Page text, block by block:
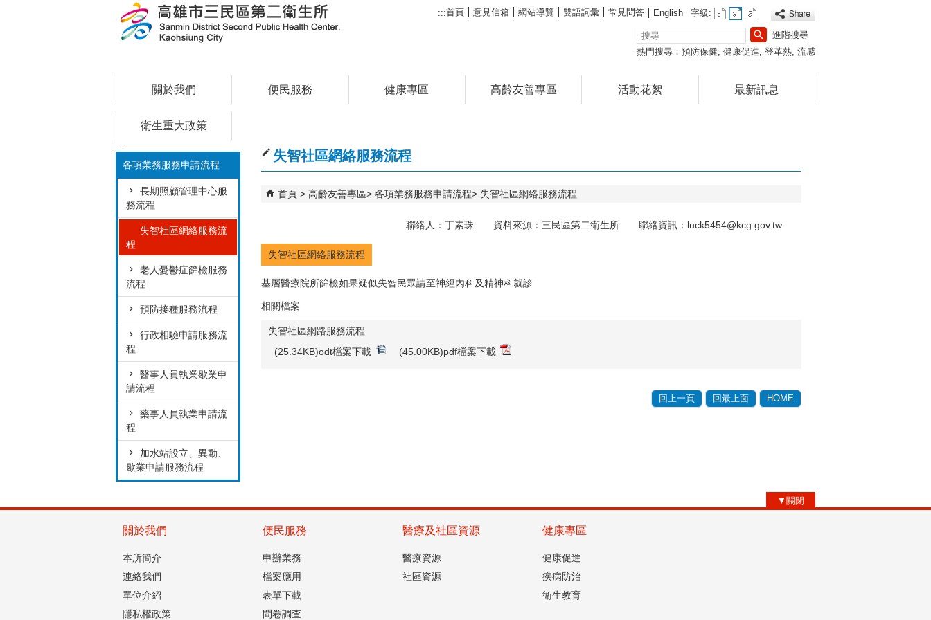
:::首頁 意見信箱 網站導覽 雙語詞彙 常見問答 English
字級:
搜
尋
進階搜尋
熱門搜尋： 預防保健 健康促進 登革熱 流感
關於我們 便民服務 健康專區 高齡友善專區 活動花絮 最新訊息
衛生重大政策
:::
各項業務服務申請流程
長期照顧管理中心服
務流程
失智社區網絡服務流
程
老人憂鬱症篩檢服務
流程
預防接種服務流程
行政相驗申請服務流
程
醫事人員執業歇業申
請流程
藥事人員執業申請流
程
加水站設立、異動、
歇業申請服務流程
:::
失智社區網絡服務流程
首頁 高齡友善專區 各項業務服務申請流程 失智社區網絡服務流程
聯絡人：丁素珠 資料來源：三民區第二衛生所 聯絡資訊：luck5454@kcg.gov.tw
失智社區網絡服務流程
基層醫療院所篩檢如果疑似失智民眾請至神經內科及精神科就診
相關檔案
失智社區網路服務流程
(25.34KB)odt檔案下載
(45.00KB)pdf檔案下載
回上一頁 回最上面 HOME
▼關閉
關於我們
本所簡介
連絡我們
單位介紹
隱私權政策
便民服務
申辦業務
檔案應用
表單下載
問卷調查
醫療及社區資源
醫療資源
社區資源
健康專區
健康促進
疾病防治
衛生教育